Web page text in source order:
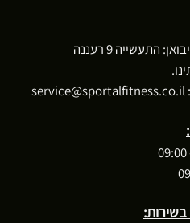
התעשייה 9 רעננה
service@sportalfitness.co.il